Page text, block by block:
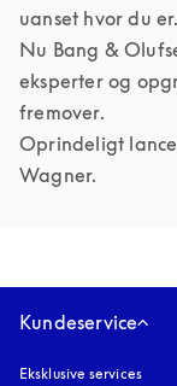
uanset hvor du er.
Nu Bang &
eksperter og
fremover.
Oprindeligt
Wagner.
Kundeservice
Eksklusive services